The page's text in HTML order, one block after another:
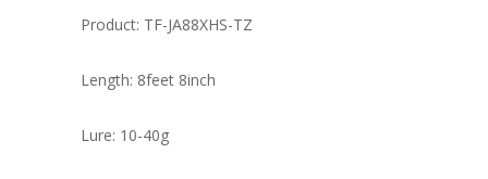
Product: TF-JA88XHS-TZ
Length: 8feet 8inch
Lure: 10-40g